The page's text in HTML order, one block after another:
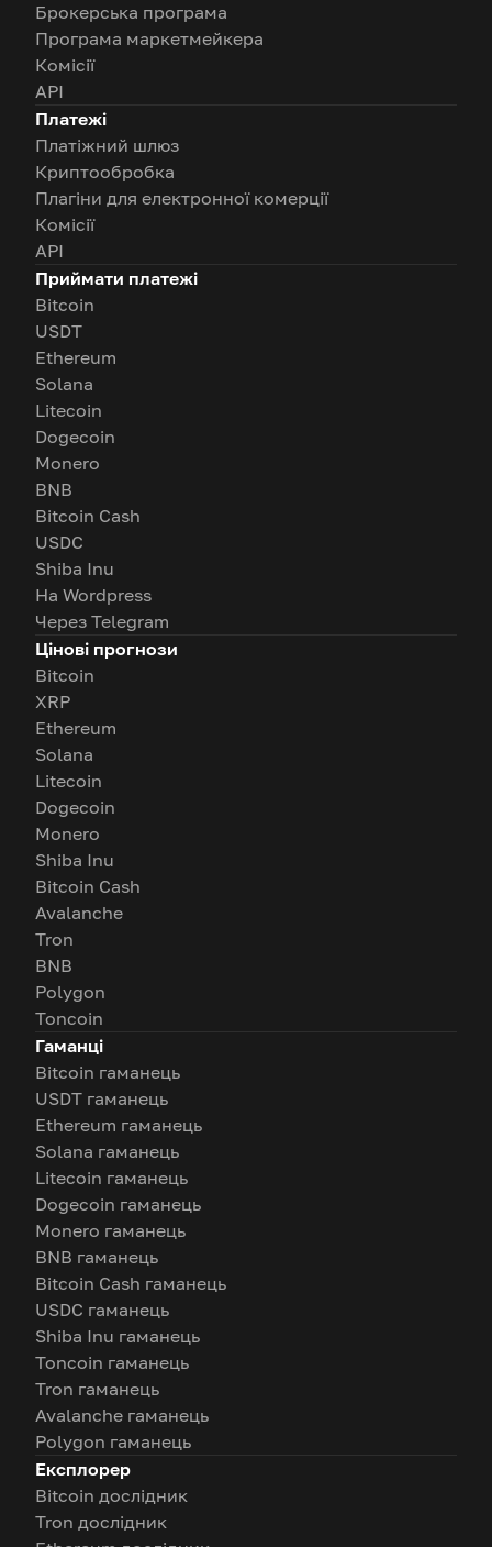
Брокерська програма
Програма маркетмейкера
Комісії
API
Платежі
Платіжний шлюз
Криптообробка
Плагіни для електронної комерції
Комісії
API
Приймати платежі
Bitcoin
USDT
Ethereum
Solana
Litecoin
Dogecoin
Monero
BNB
Bitcoin Cash
USDC
Shiba Inu
На Wordpress
Через Telegram
Цінові прогнози
Bitcoin
XRP
Ethereum
Solana
Litecoin
Dogecoin
Monero
Shiba Inu
Bitcoin Cash
Avalanche
Tron
BNB
Polygon
Toncoin
Гаманці
Bitcoin гаманець
USDT гаманець
Ethereum гаманець
Solana гаманець
Litecoin гаманець
Dogecoin гаманець
Monero гаманець
BNB гаманець
Bitcoin Cash гаманець
USDC гаманець
Shiba Inu гаманець
Toncoin гаманець
Tron гаманець
Avalanche гаманець
Polygon гаманець
Експлорер
Bitcoin дослідник
Tron дослідник